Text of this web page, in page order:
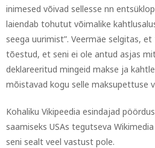
inimesed võivad sellesse nn
laiendab tohutut võimalike
seega uurimist”. Veermäe selgitas,
tõestud, et seni ei ole antud asjas
deklareeritud mingeid makse ja
mõistavad kogu selle maksupettuse
Kohaliku Vikipeedia esindajad
saamiseks USAs tegutseva
seni sealt veel vastust pole.